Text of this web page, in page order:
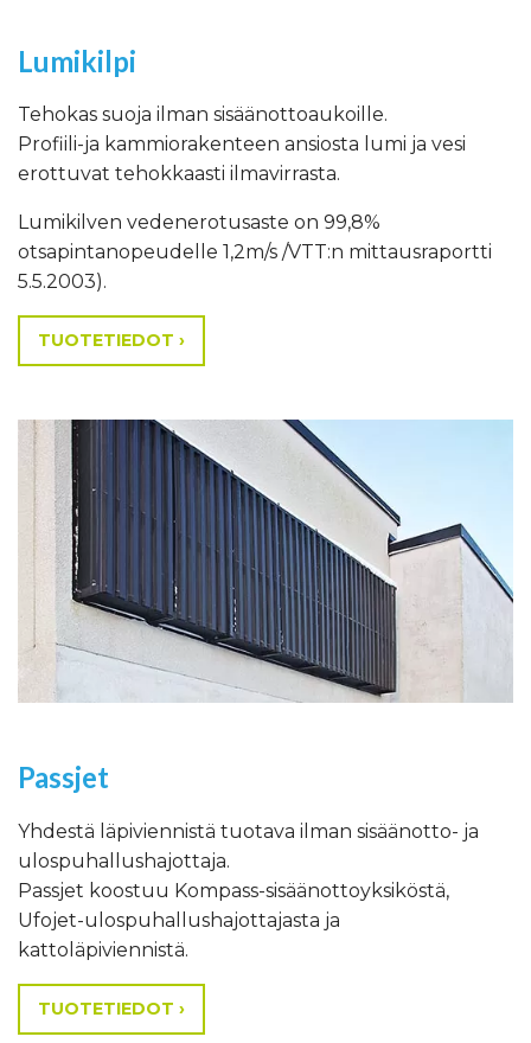
Lumikilpi
Tehokas suoja ilman sisäänottoaukoille.
Profiili-ja kammiorakenteen ansiosta lumi ja vesi
erottuvat tehokkaasti ilmavirrasta.
Lumikilven vedenerotusaste on 99,8%
otsapintanopeudelle 1,2m/s /VTT:n mittausraportti
5.5.2003).
TUOTETIEDOT ›
Passjet
Yhdestä läpiviennistä tuotava ilman sisäänotto- ja
ulospuhallushajottaja.
Passjet koostuu Kompass-sisäänottoyksiköstä,
Ufojet-ulospuhallushajottajasta ja
kattoläpiviennistä.
TUOTETIEDOT ›